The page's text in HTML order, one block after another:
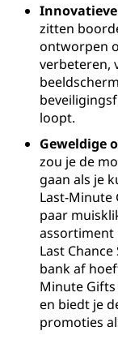
zitten
ontworpen
verbeteren,
loopt.
Geweldige
zou je de
gaan als je
Last-Minute
paar
assortiment
Last
bank af
Minute Gifts
en biedt je
promoties